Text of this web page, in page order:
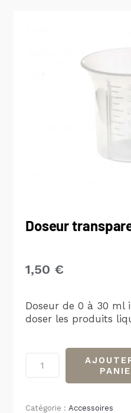
Doseur
1,50 €
Doseur de 0 à 30 ml
doser les produits
transparent
Catégorie : Accessoires